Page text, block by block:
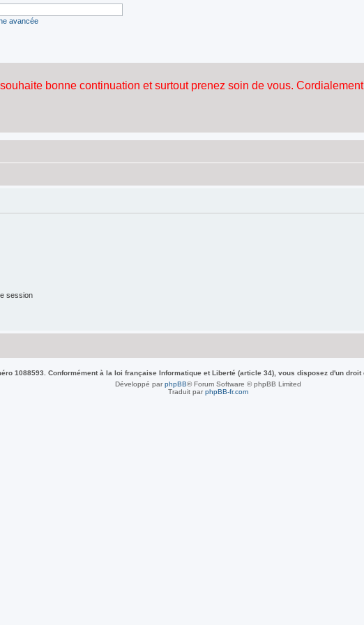
avancée
session
1088593. Conformément à la loi française Informatique et Liberté (article 34), vous disposez d'un
Développé parphpBB® Forum Software © phpBB Limited
Traduit parphpBB-fr.com